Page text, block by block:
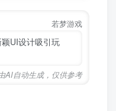
若梦游戏
UI设计吸引玩
AI自动生成，仅供参考